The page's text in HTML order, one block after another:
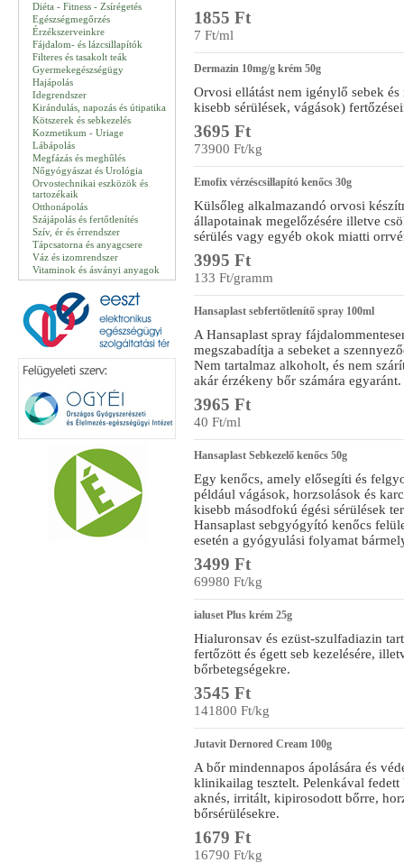
Diéta - Fitness - Zsírégetés
Egészségmegőrzés
Érzékszerveinkre
Fájdalom- és lázcsillapítók
Filteres és tasakolt teák
Gyermekegészségügy
Hajápolás
Idegrendszer
Kirándulás, napozás és útipatika
Kötszerek és sebkezelés
Kozmetikum - Uriage
Lábápolás
Megfázás és meghűlés
Nőgyógyászat és Urológia
Orvostechnikai eszközök és
tartozékaik
Otthonápolás
Szájápolás és fertőtlenítés
Szív, ér és érrendszer
Tápcsatorna és anyagcsere
Váz és izomrendszer
Vitaminok és ásványi anyagok
1855 Ft
7 Ft/ml
Dermazin 10mg/g krém 50g
Orvosi ellátást nem igénylő sebek
kisebb sérülések, vágások)
3695 Ft
73900 Ft/kg
Emofix vérzéscsillapító kenőcs 30g
Külsőleg alkalmazandó orvosi
állapotainak megelőzésére illetve
sérülés vagy egyéb okok miatti
3995 Ft
133 Ft/gramm
Hansaplast sebfertőtlenítő spray 100ml
A Hansaplast spray
megszabadítja a sebeket a
Nem tartalmaz alkoholt, és nem
akár érzékeny bőr számára egyaránt.
3965 Ft
40 Ft/ml
Hansaplast Sebkezelő kenőcs 50g
Egy kenőcs, amely elősegíti és
például vágások, horzsolások és
kisebb másodfokú égési sérülések
Hansaplast sebgyógyító kenőcs
esetén a gyógyulási folyamat
3499 Ft
69980 Ft/kg
ialuset Plus krém 25g
Hialuronsav és ezüst-szulfadiazin
fertőzött és égett seb kezelésére,
bőrbetegségekre.
3545 Ft
141800 Ft/kg
Jutavit Dernored Cream 100g
A bőr mindennapos ápolására és
klinikailag tesztelt. Pelenkával fedett
aknés, irritált, kipirosodott bőrre,
bőrsérülésekre.
1679 Ft
16790 Ft/kg